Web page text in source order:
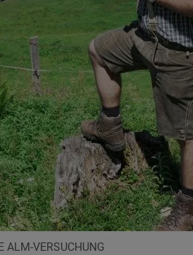
ALM-VERSUCHUNG